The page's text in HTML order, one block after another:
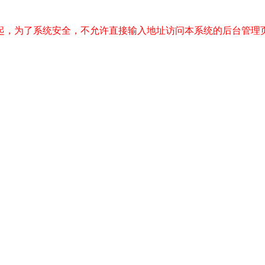
，为了系统安全，不允许直接输入地址访问本系统的后台管理